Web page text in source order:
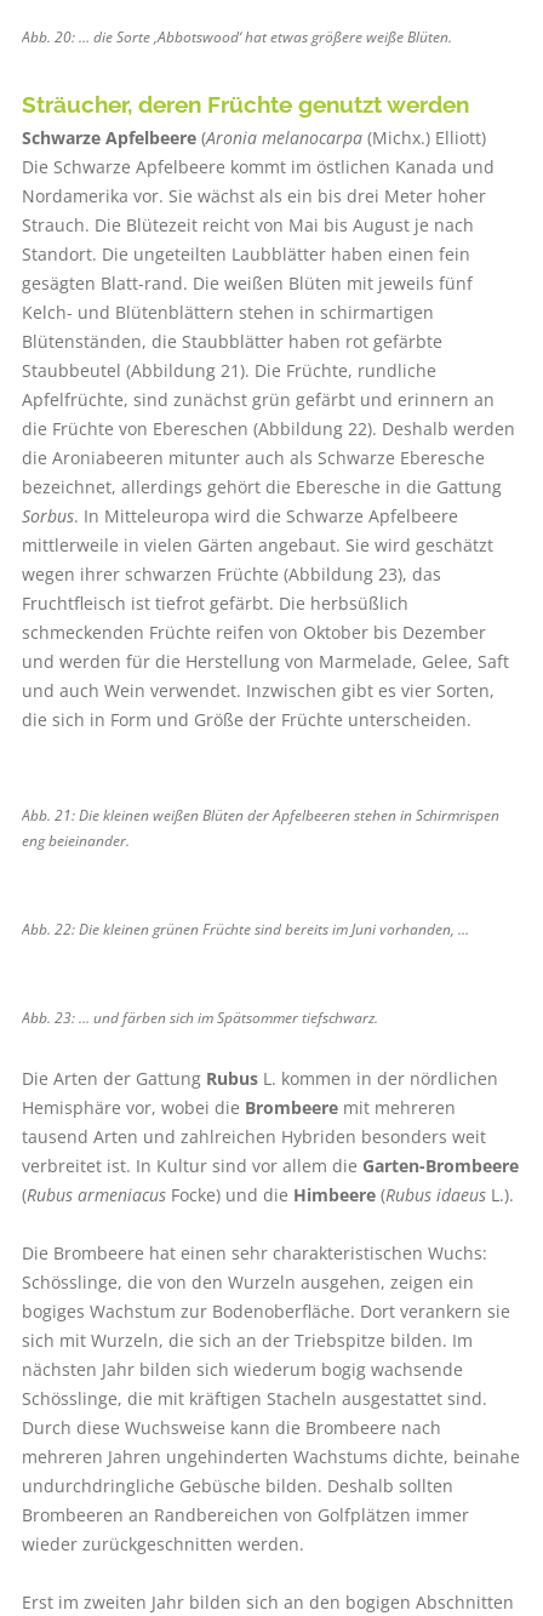
Abb. 20: … die Sorte ‚Abbotswood‘ hat etwas größere weiße Blüten.
Sträucher, deren Früchte genutzt werden
Schwarze Apfelbeere (Aronia melanocarpa(Michx.) Elliott)
Die Schwarze Apfelbeere kommt im östlichen Kanada und
Nordamerika vor. Sie wächst als ein bis drei Meter hoher
Strauch. Die Blütezeit reicht von Mai bis August je nach
Standort. Die ungeteilten Laubblätter haben einen fein
gesägten Blatt-rand. Die weißen Blüten mit jeweils fünf
Kelch- und Blütenblättern stehen in schirmartigen
Blütenständen, die Staubblätter haben rot gefärbte
Staubbeutel (Abbildung 21). Die Früchte, rundliche
Apfelfrüchte, sind zunächst grün gefärbt und erinnern an
die Früchte von Ebereschen (Abbildung 22). Deshalb werden
die Aroniabeeren mitunter auch als Schwarze Eberesche
bezeichnet, allerdings gehört die Eberesche in die Gattung
Sorbus. In Mitteleuropa wird die Schwarze Apfelbeere
mittlerweile in vielen Gärten angebaut. Sie wird geschätzt
wegen ihrer schwarzen Früchte (Abbildung 23), das
Fruchtfleisch ist tiefrot gefärbt. Die herbsüßlich
schmeckenden Früchte reifen von Oktober bis Dezember
und werden für die Herstellung von Marmelade, Gelee, Saft
und auch Wein verwendet. Inzwischen gibt es vier Sorten,
die sich in Form und Größe der Früchte unterscheiden.
Abb. 21: Die kleinen weißen Blüten der Apfelbeeren stehen in Schirmrispen
eng ­beieinander.
Abb. 22: Die kleinen grünen Früchte sind bereits im Juni vorhanden, …
Abb. 23: … und färben sich im Spätsommer tiefschwarz.
Die Arten der Gattung RubusL. kommen in der nördlichen
Hemisphäre vor, wobei die Brombeeremit mehreren
tausend Arten und zahlreichen Hybriden besonders weit
verbreitet ist. In Kultur sind vor allem die Garten-Brombeere
(Rubus armeniacusFocke) und die Himbeere(Rubus idaeusL.).
Die Brombeere hat einen sehr charakteristischen Wuchs:
Schösslinge, die von den Wurzeln ausgehen, zeigen ein
bogiges Wachstum zur Bodenoberfläche. Dort verankern sie
sich mit Wurzeln, die sich an der Triebspitze bilden. Im
nächsten Jahr bilden sich wiederum bogig wachsende
Schösslinge, die mit kräftigen Stacheln ausgestattet sind.
Durch diese Wuchsweise kann die Brombeere nach
mehreren Jahren ungehinderten Wachstums dichte, beinahe
undurchdringliche Gebüsche bilden. Deshalb sollten
Brombeeren an Randbereichen von Golfplätzen immer
wieder zurückgeschnitten werden.
Erst im zweiten Jahr bilden sich an den bogigen Abschnitten